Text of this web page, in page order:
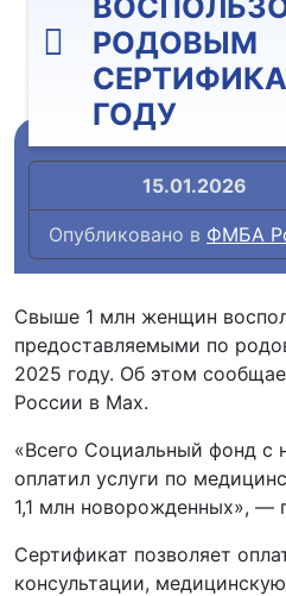
РОДОВЫМ
ГОДУ
15.01.2026
Опубликовано в ФМБА
Свыше 1 млн женщин
предоставляемыми по
2025 году. Об этом
России в Max.
«Всего Социальный фонд с
оплатил услуги по
1,1 млн новорожденных», —
Сертификат позволяет
консультации,